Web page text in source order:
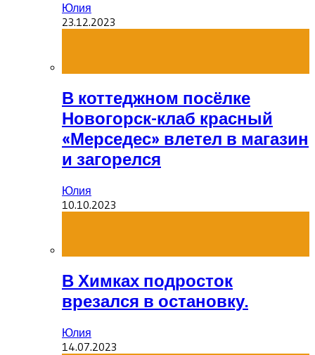
Юлия
23.12.2023
В коттеджном посёлке
Новогорск-клаб красный
«Мерседес» влетел в магазин
и загорелся
Юлия
10.10.2023
В Химках подросток
врезался в остановку.
Юлия
14.07.2023